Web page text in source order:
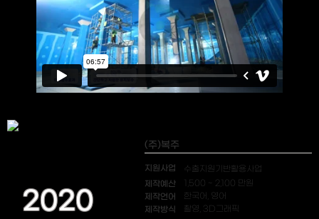
2020
(주)복주
지원사업 수출지원기반활용사업
제작예산 1,500 ~ 2,100 만원
제작언어 한국어, 영어
제작방식 촬영, 3D그래픽